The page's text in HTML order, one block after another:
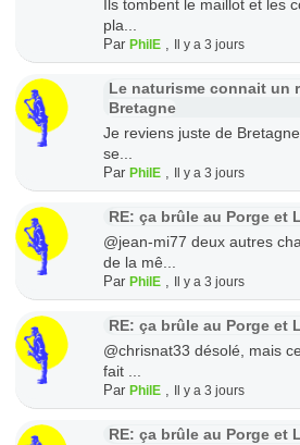
Ils tombent le maillot et les
pla...
ParPhilE , Il y a 3 jours
Le naturisme connait un
Bretagne
Je reviens juste de
se...
ParPhilE , Il y a 3 jours
RE: ça brûle au Porge et
@jean-mi77 deux autres
de la mê...
ParPhilE , Il y a 3 jours
RE: ça brûle au Porge et
@chrisnat33 désolé, mais
fait ...
ParPhilE , Il y a 3 jours
RE: ça brûle au Porge et